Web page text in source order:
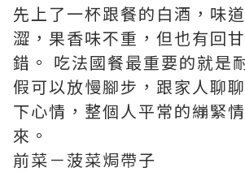
先上了一杯跟餐的白酒，味
澀，果香味不重，但也有回
錯。 吃法國餐最重要的就是
假可以放慢腳步，跟家人聊
下心情，整個人平常的繃緊
來。
前菜－菠菜焗帶子